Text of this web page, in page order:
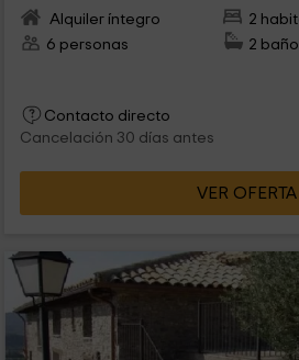
Alquiler íntegro
2
6 personas
2
Contacto directo
Cancelación 30 días antes
VER OFERTA